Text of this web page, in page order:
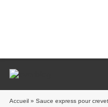
Accueil » Sauce express pour